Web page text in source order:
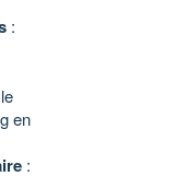
:
en
: